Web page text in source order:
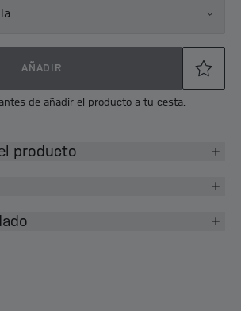
AÑADIR
de añadir el producto a tu cesta.
producto